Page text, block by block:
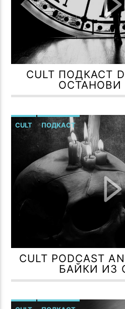
CULT ПОДКАСТ
ОСТАНОВИ
CULT ПОДКАСТ
CULT PODCAST
БАЙКИ ИЗ